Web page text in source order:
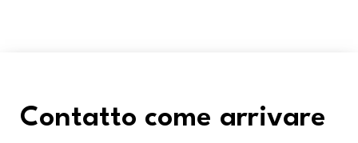
Contatto come arrivare